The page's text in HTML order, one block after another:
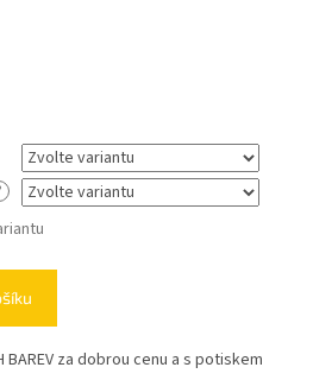
BAREV za dobrou cenu a s potiskem